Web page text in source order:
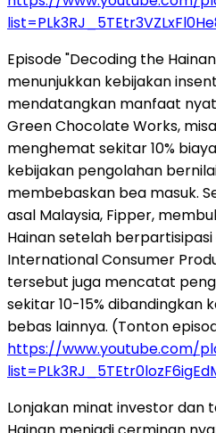
Episode "Decoding the
menunjukkan kebijakan
mendatangkan manfaat
Green Chocolate Works,
menghemat sekitar 10%
kebijakan pengolahan
membebaskan bea masuk.
asal Malaysia, Fipper,
Hainan setelah
International Consumer
tersebut juga mencatat
sekitar 10-15% dibandingkan
bebas lainnya. (Tonton
https://www.youtube.com/
Lonjakan minat investor